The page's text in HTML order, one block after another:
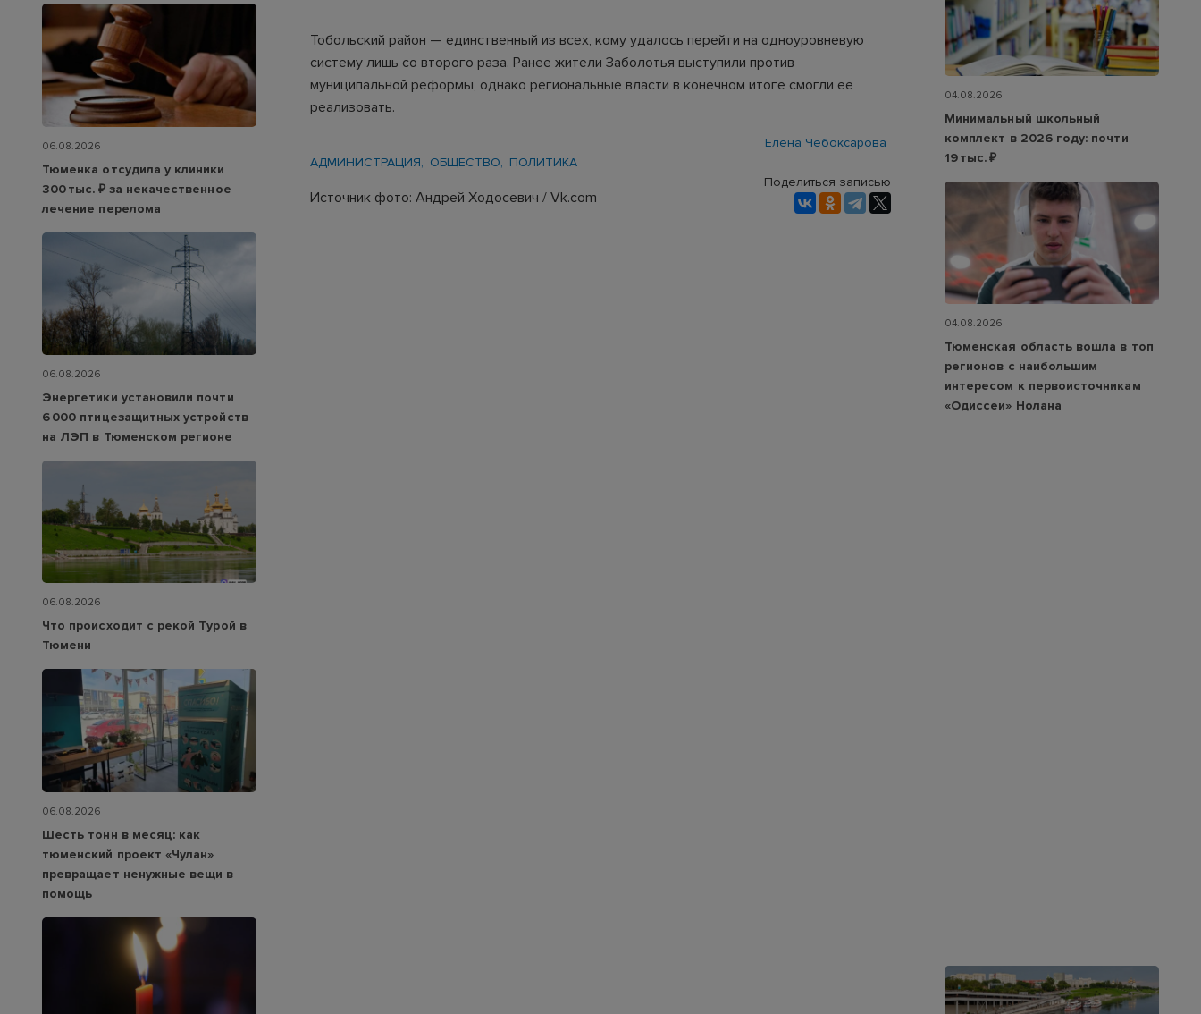
Тобольский район — единственный из всех, кому удалось перейти на одноуровневую
систему лишь со второго раза. Ранее жители Заболотья выступили против
муниципальной реформы, однако региональные власти в конечном итоге смогли ее
реализовать.
Елена Чебоксарова
АДМИНИСТРАЦИЯ
ОБЩЕСТВО ПОЛИТИКА
Источник фото: Андрей Ходосевич / Vk.com
Поделиться записью
06.08.2026
Тюменка отсудила у клиники
300 тыс. ₽ за некачественное
лечение перелома
06.08.2026
Энергетики установили почти
6 000 птицезащитных устройств
на ЛЭП в Тюменском регионе
06.08.2026
Что происходит с рекой Турой в
Тюмени
06.08.2026
Шесть тонн в месяц: как
тюменский проект «Чулан»
превращает ненужные вещи в
помощь
04.08.2026
Минимальный школьный
комплект в 2026 году: почти
19 тыс. ₽
04.08.2026
Тюменская область вошла в топ
регионов с наибольшим
интересом к первоисточникам
«Одиссеи» Нолана